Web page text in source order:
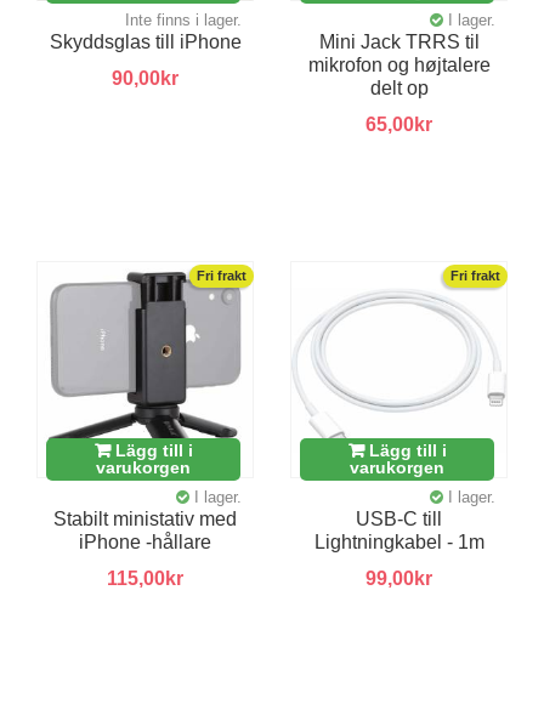
Inte finns i lager.
Skyddsglas till iPhone
90,00kr
I lager.
Mini Jack TRRS til
mikrofon og højtalere
delt op
65,00kr
Fri frakt
Lägg till i
varukorgen
I lager.
Stabilt ministativ med
iPhone -hållare
115,00kr
Fri frakt
Lägg till i
varukorgen
I lager.
USB-C till
Lightningkabel - 1m
99,00kr